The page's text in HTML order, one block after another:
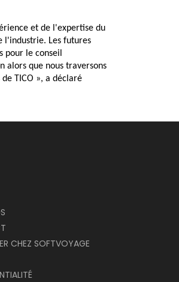
et de l'expertise du
l'industrie. Les futures
pour le conseil
alors que nous traversons
TICO », a déclaré
CHEZ SOFTVOYAGE